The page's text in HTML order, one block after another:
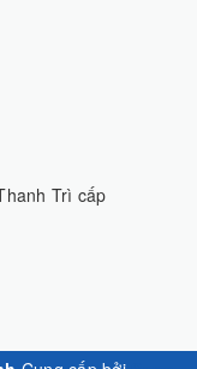
Trì cấp